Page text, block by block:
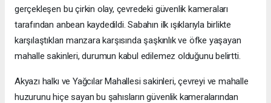
gerçekleşen bu çirkin olay, çevredeki güvenlik kameraları
tarafından anbean kaydedildi. Sabahın ilk ışıklarıyla birlikte
karşılaştıkları manzara karşısında şaşkınlık ve öfke yaşayan
mahalle sakinleri, durumun kabul edilemez olduğunu belirtti.
Akyazı halkı ve Yağcılar Mahallesi sakinleri, çevreyi ve mahalle
huzurunu hiçe sayan bu şahısların güvenlik kameralarından